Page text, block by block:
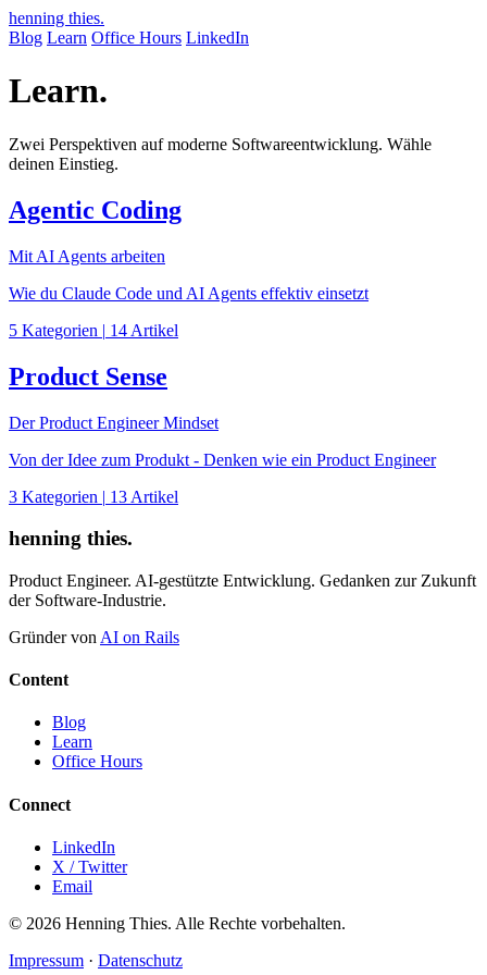
henning thies.
Blog Learn Office Hours LinkedIn
Learn.
Zwei Perspektiven auf moderne Softwareentwicklung. Wähle
deinen Einstieg.
Agentic Coding
Mit AI Agents arbeiten
Wie du Claude Code und AI Agents effektiv einsetzt
5 Kategorien | 14 Artikel
Product Sense
Der Product Engineer Mindset
Von der Idee zum Produkt - Denken wie ein Product Engineer
3 Kategorien | 13 Artikel
henning thies.
Product Engineer. AI-gestützte Entwicklung. Gedanken zur Zukunft
der Software-Industrie.
Gründer von AI on Rails
Content
Blog
Learn
Office Hours
Connect
LinkedIn
X / Twitter
Email
© 2026 Henning Thies. Alle Rechte vorbehalten.
Impressum · Datenschutz